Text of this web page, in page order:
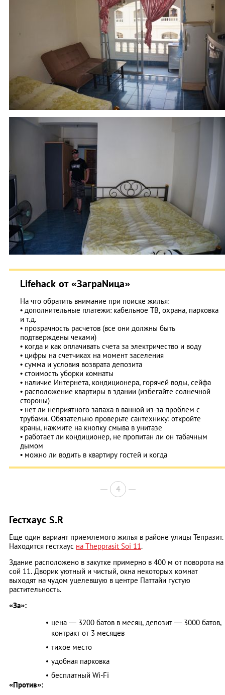
Lifehack от «ЗаграNица»
На что обратить внимание при поиске жилья:
• дополнительные платежи: кабельное ТВ, охрана, парковка
и т.д.
• прозрачность расчетов (все они должны быть
подтверждены чеками)
• когда и как оплачивать счета за электричество и воду
• цифры на счетчиках на момент заселения
• сумма и условия возврата депозита
• стоимость уборки комнаты
• наличие Интернета, кондиционера, горячей воды, сейфа
• расположение квартиры в здании (избегайте солнечной
стороны)
• нет ли неприятного запаха в ванной из-за проблем с
трубами. Обязательно проверьте сантехнику: откройте
краны, нажмите на кнопку смыва в унитазе
• работает ли кондиционер, не пропитан ли он табачным
дымом
• можно ли водить в квартиру гостей и когда
4
Гестхаус S.R
Еще один вариант приемлемого жилья в районе улицы Тепразит.
Находится гестхаус на Thepprasit Soi 11.
Здание расположено в закутке примерно в 400 м от поворота на
сой 11. Дворик уютный и чистый, окна некоторых комнат
выходят на чудом уцелевшую в центре Паттайи густую
растительность.
«За»:
цена ― 3200 батов в месяц, депозит ― 3000 батов,
контракт от 3 месяцев
тихое место
удобная парковка
бесплатный Wi-Fi
«Против»: